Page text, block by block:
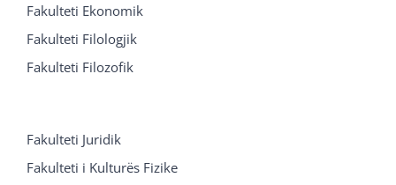
Fakulteti Ekonomik
Fakulteti Filologjik
Fakulteti Filozofik
Fakulteti Juridik
Fakulteti i Kulturës Fizike